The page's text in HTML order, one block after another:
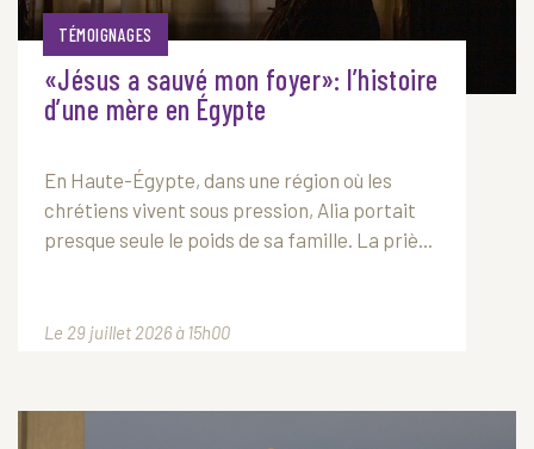
TÉMOIGNAGES
«Jésus a sauvé mon foyer»: l’histoire
d’une mère en Égypte
En Haute-Égypte, dans une région où les
chrétiens vivent sous pression, Alia portait
presque seule le poids de sa famille. La priè...
Le 29 juillet 2026 à 15h00